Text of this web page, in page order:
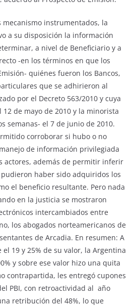
instrumentados, la
a su disposición la información
a nivel de Beneficiario y a
-en los términos en que los
quiénes fueron los Bancos,
que se adhirieron al
por el Decreto 563/2010 y cuya
de mayo de 2010 y la minorista
semanas- el 7 de junio de 2010.
corroborar si hubo o no
de información privilegiada
actores, además de permitir inferir
haber sido adquiridos los
el beneficio resultante. Pero nada
en la justicia se mostraron
intercambiados entre
los abogados norteamericanos de
de Arcadia. En resumen: A
19 y 25% de su valor, la Argentina
y sobre ese valor hizo una quita
contrapartida, les entregó cupones
PBI, con retroactividad al año
retribución del 48%, lo que